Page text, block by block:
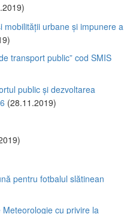
mobilității urbane și impunere a
transport public” cod SMIS
public și dezvoltarea
(28.11.2019)
pentru fotbalul slătinean
cu privire la